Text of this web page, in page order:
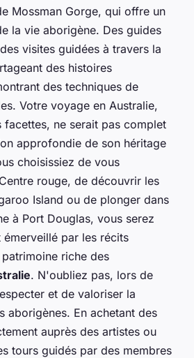
Mossman Gorge, qui offre un
la vie aborigène. Des guides
visites guidées à travers la
des histoires
des techniques de
Votre voyage en Australie,
facettes, ne serait pas complet
approfondie de son héritage
choisissiez de vous
rouge, de découvrir les
Island ou de plonger dans
à Port Douglas, vous serez
émerveillé par les récits
riche des
. N'oubliez pas, lors de
et de valoriser la
aborigènes. En achetant des
auprès des artistes ou
tours guidés par des membres